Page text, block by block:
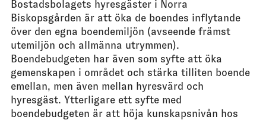
Bostadsbolagets hyresgäster i Norra
Biskopsgården är att öka de boendes inflytande
över den egna boendemiljön (avseende främst
utemiljön och allmänna utrymmen).
Boendebudgeten har även som syfte att öka
gemenskapen i området och stärka tilliten boende
emellan, men även mellan hyresvärd och
hyresgäst. Ytterligare ett syfte med
boendebudgeten är att höja kunskapsnivån hos